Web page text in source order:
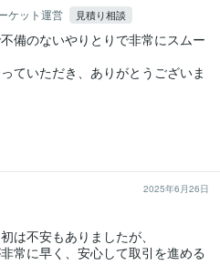
ケット運営 見積り相談
備のないやりとりで非常にスムー
ていただき、ありがとうございま
2025年6月26日
は不安もありましたが、
常に早く、安心して取引を進める